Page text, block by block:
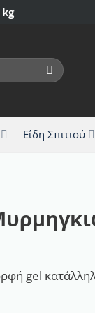
Είδη Σπιτιού
gel